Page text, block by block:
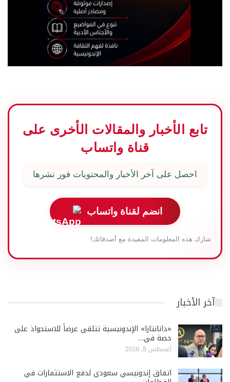
تابع الأخبار والمقالات الأخرى على
قناة واتساب
احصل على آخر الأخبار والمحتويات فور نشرها
انضم لقناة واتساب
شارك هذه المعلومات المفيدة مع أصدقائك!
آخر الأخبار
«دانانتارا» الإندونيسية تتلقى عرضاً للاستحواذ على
حصة في…
أغسطس 8, 2026
اتفاق إندونيسي سعودي لدفع الاستثمارات في